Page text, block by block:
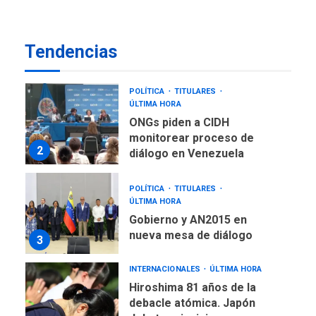
Tendencias
2
3
POLÍTICA
TITULARES
Gobierno y AN2015 en
nueva mesa de diálogo
4
Hiroshima 81 años de la
debacle atómica. Japón
debate principios no
INTERNACIONALES
TITULARES
ÚLTIMA HORA
Trump vuelve intenta